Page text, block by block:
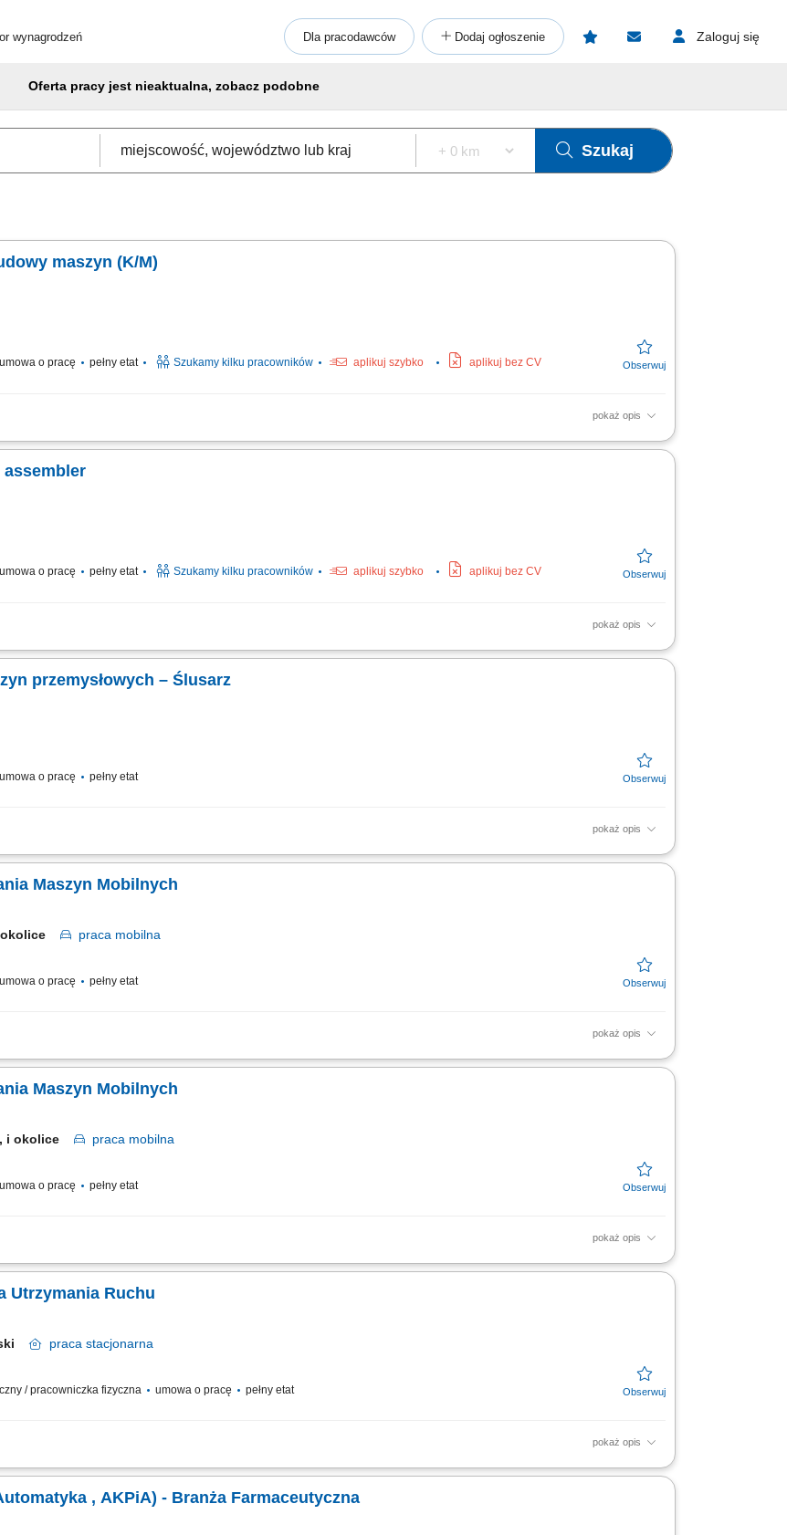
wynagrodzeń Dla pracodawców Dodaj ogłoszenie Zaloguj się
Oferta pracy jest nieaktualna, zobacz podobne
Szukaj
maszyn (K/M)
umowa o pracę pełny etat Szukamy kilku pracowników aplikuj szybko aplikuj bez CV
pokaż opis
i montażowej w Lindern w Niemczech. Zakres obowiązków: Montaż maszyn oraz podzespołów
assembler
umowa o pracę pełny etat Szukamy kilku pracowników aplikuj szybko aplikuj bez CV
pokaż opis
assembly location in Lindern, Germany. Responsibilities: Assembly of machines and mechanical components;
przemysłowych – Ślusarz
umowa o pracę pełny etat
pokaż opis
specjalistycznych zgodnie z rysunkiem technicznym, składanie konstrukcji maszyn i urządzeń, serwis, testowanie oraz
Maszyn Mobilnych
okolice praca mobilna
umowa o pracę pełny etat
pokaż opis
serwisów koparek, ładowarek, walców i pozostałego sprzętu ciężkiego, obsługa i konserwacja urządzeń pomocniczych
Maszyn Mobilnych
i okolice praca mobilna
umowa o pracę pełny etat
pokaż opis
serwisów koparek, ładowarek, walców i pozostałego sprzętu ciężkiego, obsługa i konserwacja urządzeń pomocniczych
Utrzymania Ruchu
praca stacjonarna
/ pracowniczka fizyczna umowa o pracę pełny etat
pokaż opis
maszyn, urządzeń oraz instalacji pomocniczych. Diagnozowanie i usuwanie awarii, usterek oraz nieprawidłowości
, AKPiA) - Branża Farmaceutyczna